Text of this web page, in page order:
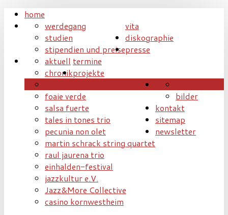
home
vita
werdegang
studien
stipendien und preise
diskographie
presse
termine
aktuell
chronikprojekte
foaie verde
salsa fuerte
tales in tones trio
pecunia non olet
martin schrack string quartet
raul jaurena trio
einhalden-festival
jazzkultur e.V.
Jazz&More Collective
casino kornwestheim
bilder
kontakt
sitemap
newsletter